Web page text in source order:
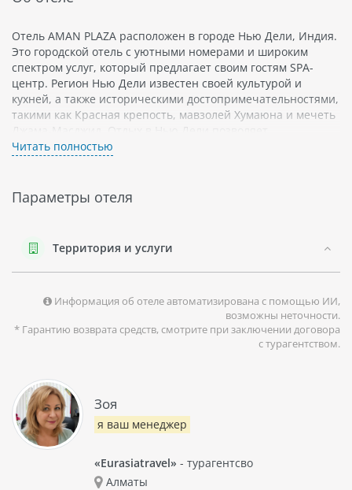
Отель AMAN PLAZA расположен в городе Нью Дели, Индия.
Это городской отель с уютными номерами и широким
спектром услуг, который предлагает своим гостям SPA-
центр. Регион Нью Дели известен своей культурой и
кухней, а также историческими достопримечательностями,
такими как Красная крепость, мавзолей Хумаюна и мечеть
почувствовать атмосферу этого уникального города.
Читать полностью
Параметры отеля
Территория и услуги
Информация об отеле автоматизирована с помощью ИИ,
возможны неточности.
* Гарантию возврата средств, смотрите при заключении договора
с турагентством.
Зоя
я ваш менеджер
«Eurasiatravel» - турагентсво
Алматы